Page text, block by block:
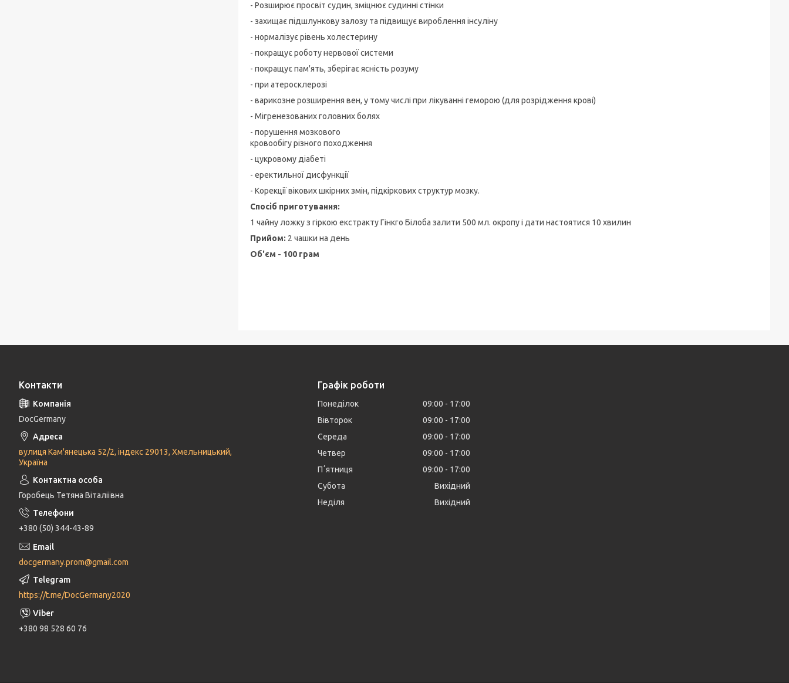
- Розширює просвіт судин, зміцнює судинні стінки
- захищає підшлункову залозу та підвищує вироблення інсуліну
- нормалізує рівень холестерину
- покращує роботу нервової системи
- покращує пам'ять, зберігає ясність розуму
- при атеросклерозі
- варикозне розширення вен, у тому числі при лікуванні геморою (для розрідження крові)
- Мігренезованих головних болях
- порушення мозкового
кровообігу різного походження
- цукровому діабеті
- еректильної дисфункції
- Корекції вікових шкірних змін, підкіркових структур мозку.
Спосіб приготування:
1 чайну ложку з гіркою екстракту Гінкго Білоба залити 500 мл. окропу і дати настоятися 10 хвилин
Прийом: 2 чашки на день
Об'єм - 100 грам
Контакти
DocGermany
вулиця Кам'янецька 52/2, індекс 29013, Хмельницький,
Україна
Горобець Тетяна Віталіївна
+380 (50) 344-43-89
docgermany.prom@gmail.com
https://t.me/DocGermany2020
+380 98 528 60 76
Графік роботи
Понеділок 09:00
17:00
Вівторок
09:00
17:00
Середа
09:00
17:00
Четвер
09:00
17:00
Пʼятниця
09:00
17:00
Субота
Вихідний
Неділя
Вихідний